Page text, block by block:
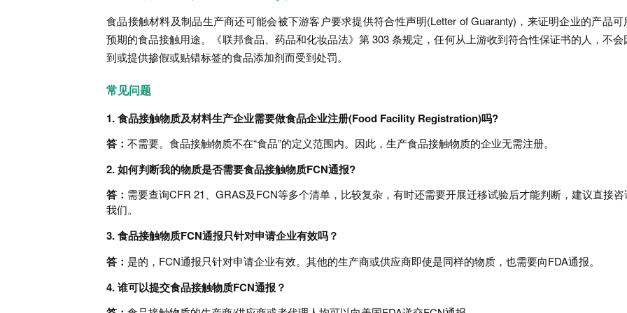
食品接触材料及制品生产商还可能会被下游客户要求提供符合性声明(Letter of Guaranty)，来证明企业的产品可
预期的食品接触用途。《联邦食品、药品和化妆品法》第 303 条规定，任何从上游收到符合性保证书的人，不会
到或提供掺假或贴错标签的食品添加剂而受到处罚。
常见问题
1. 食品接触物质及材料生产企业需要做食品企业注册(Food Facility Registration)吗?
答： 不需要。食品接触物质不在“食品”的定义范围内。因此，生产食品接触物质的企业无需注册。
2. 如何判断我的物质是否需要食品接触物质FCN通报?
答： 需要查询CFR 21、GRAS及FCN等多个清单，比较复杂，有时还需要开展迁移试验后才能判断，建议直接咨
我们。
3. 食品接触物质FCN通报只针对申请企业有效吗？
答： 是的，FCN通报只针对申请企业有效。其他的生产商或供应商即使是同样的物质，也需要向FDA通报。
4. 谁可以提交食品接触物质FCN通报？